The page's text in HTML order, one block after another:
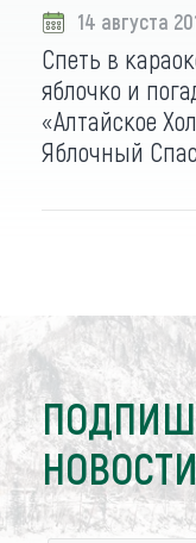
14 августа
Спеть в
яблочко и
«Алтайское
Яблочный Спас